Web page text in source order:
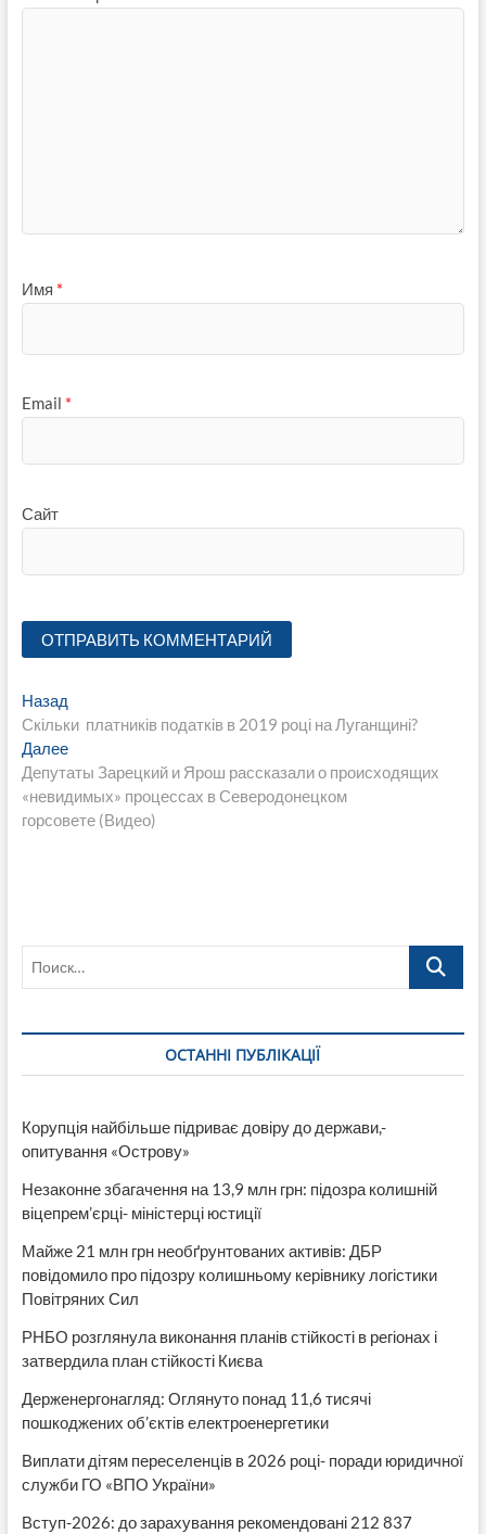
Имя *
Email *
Сайт
Навигация
по
записям
НазадПредыдущая
запись:
Скільки платників податків в 2019 році на Луганщині?
ДалееСледующая
запись:
Депутаты Зарецкий и Ярош рассказали о происходящих
«невидимых» процессах в Северодонецком
горсовете (Видео)
Поиск…
ОСТАННІ ПУБЛІКАЦІЇ
Корупція найбільше підриває довіру до держави,-
опитування «Острову»
Незаконне збагачення на 13,9 млн грн: підозра колишній
віцепрем’єрці- міністерці юстиції
Майже 21 млн грн необґрунтованих активів: ДБР
повідомило про підозру колишньому керівнику логістики
Повітряних Сил
РНБО розглянула виконання планів стійкості в регіонах і
затвердила план стійкості Києва
Держенергонагляд: Оглянуто понад 11,6 тисячі
пошкоджених об’єктів електроенергетики
Виплати дітям переселенців в 2026 році- поради юридичної
служби ГО «ВПО України»
Вступ-2026: до зарахування рекомендовані 212 837